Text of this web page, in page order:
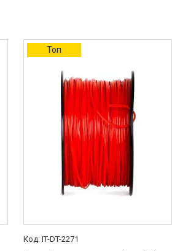
Топ
IT-DT-2271